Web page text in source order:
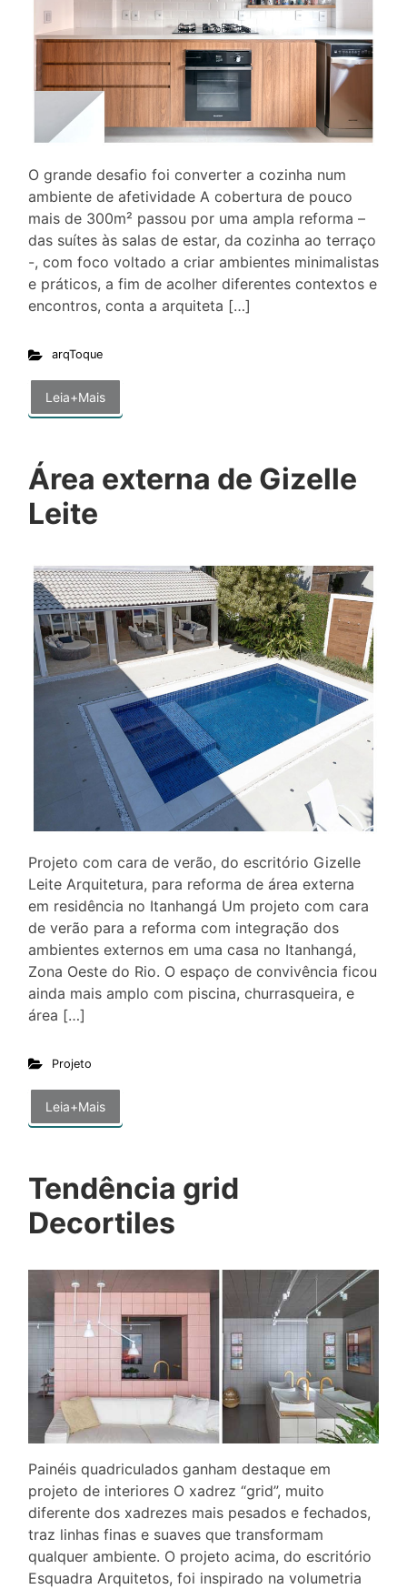
O grande desafio foi converter a cozinha num
ambiente de afetividade A cobertura de pouco
mais de 300m² passou por uma ampla reforma –
das suítes às salas de estar, da cozinha ao terraço
-, com foco voltado a criar ambientes minimalistas
e práticos, a fim de acolher diferentes contextos e
encontros, conta a arquiteta […]
arqToque
Leia+Mais
Área externa de Gizelle
Leite
Projeto com cara de verão, do escritório Gizelle
Leite Arquitetura, para reforma de área externa
em residência no Itanhangá Um projeto com cara
de verão para a reforma com integração dos
ambientes externos em uma casa no Itanhangá,
Zona Oeste do Rio. O espaço de convivência ficou
ainda mais amplo com piscina, churrasqueira, e
área […]
Projeto
Leia+Mais
Tendência grid
Decortiles
Painéis quadriculados ganham destaque em
projeto de interiores O xadrez “grid”, muito
diferente dos xadrezes mais pesados e fechados,
traz linhas finas e suaves que transformam
qualquer ambiente. O projeto acima, do escritório
Esquadra Arquitetos, foi inspirado na volumetria